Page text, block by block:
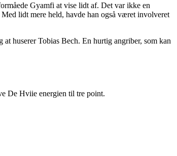
Gyamfi at vise lidt af. Det var ikke en
lidt mere held, havde han også været involveret
huserer Tobias Bech. En hurtig angriber, som kan
De Hviie energien til tre point.